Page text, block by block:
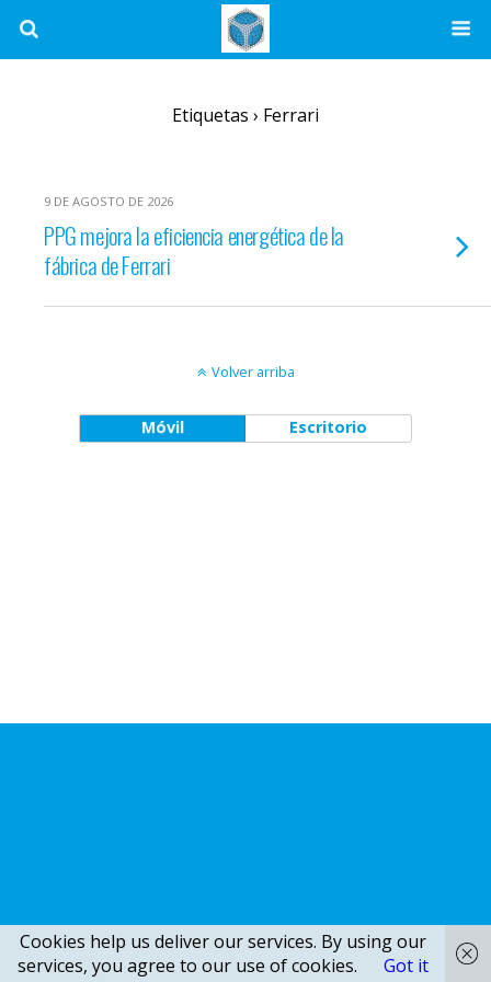
Etiquetas › Ferrari
9 DE AGOSTO DE 2026
PPG mejora la eficiencia energética de la
fábrica de Ferrari
Volver arriba
Móvil Escritorio
Cookies help us deliver our services. By using our
services, you agree to our use of cookies.
Got it